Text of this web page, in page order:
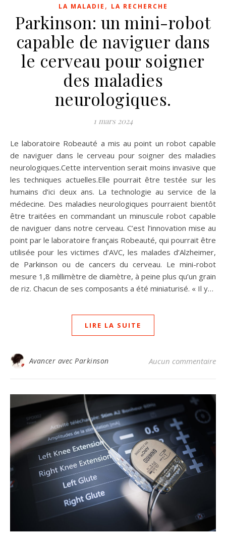
LA MALADIE , LA RECHERCHE
Parkinson: un mini-robot
capable de naviguer dans
le cerveau pour soigner
des maladies
neurologiques.
1 mars 2024
Le laboratoire Robeauté a mis au point un robot capable
de naviguer dans le cerveau pour soigner des maladies
neurologiques.Cette intervention serait moins invasive que
les techniques actuelles.Elle pourrait être testée sur les
humains d’ici deux ans. La technologie au service de la
médecine. Des maladies neurologiques pourraient bientôt
être traitées en commandant un minuscule robot capable
de naviguer dans notre cerveau. C’est l’innovation mise au
point par le laboratoire français Robeauté, qui pourrait être
utilisée pour les victimes d’AVC, les malades d’Alzheimer,
de Parkinson ou de cancers du cerveau. Le mini-robot
mesure 1,8 millimètre de diamètre, à peine plus qu’un grain
de riz. Chacun de ses composants a été miniaturisé. « Il y…
LIRE LA SUITE
Avancer avec Parkinson Aucun commentaire